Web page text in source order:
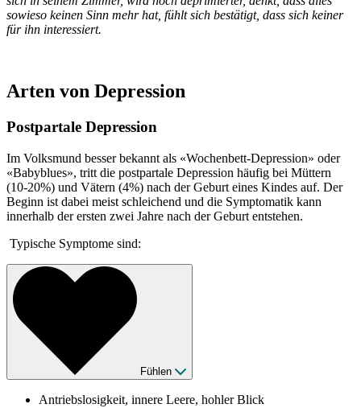
sowieso keinen Sinn mehr hat, fühlt sich bestätigt, dass sich keiner
für ihn interessiert.
Arten von Depression
Postpartale Depression
Im Volksmund besser bekannt als «Wochenbett-Depression» oder
«Babyblues», tritt die postpartale Depression häufig bei Müttern
(10-20%) und Vätern (4%) nach der Geburt eines Kindes auf. Der
Beginn ist dabei meist schleichend und die Symptomatik kann
innerhalb der ersten zwei Jahre nach der Geburt entstehen.
Typische Symptome sind:
Fühlen
Antriebslosigkeit, innere Leere, hohler Blick